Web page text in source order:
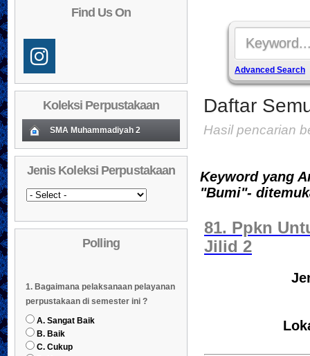
Find Us On
Koleksi Perpustakaan
SMA Muhammadiyah 2
02 Daftar Koleksi Baru (Tgl.Input)
03 Daftar Koleksi (Pengarang)
04 Daftar Koleksi (Judul)
Daftar Koleksi (Subyek)
Dipinjam
07 Daftar Koleksi (Klasifikasi/ddc)
Jenis Koleksi Perpustakaan
Polling
1. Bagaimana pelaksanaan pelayanan
perpustakaan di semester ini ?
A. Sangat Baik
B. Baik
C. Cukup
Advanced Search
Daftar
Hasil pencarian
Keyword yang
"Bumi"-
81. Ppkn
Jilid 2